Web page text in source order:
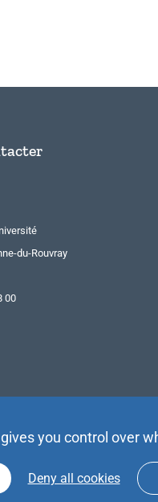
du-Rouvray
00
you control over
Deny all cookies